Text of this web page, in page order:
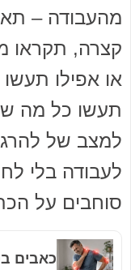
מהעבודה –
קצרה, תקראו
או אפילו
תעשו כל מה
למצב של
לעבודה בלי
סוחבים על
כאבים